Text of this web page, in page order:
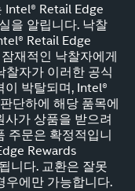
Intel® Retail Edge
을 알립니다. 낙찰
Retail Edge
재적인 낙찰자에게
찰자가 이러한 공식
박탈되며, Intel®
단하에 해당 품목에
가 상품을 받으려
주문은 확정적입니
Rewards
니다. 교환은 잘못
우에만 가능합니다.